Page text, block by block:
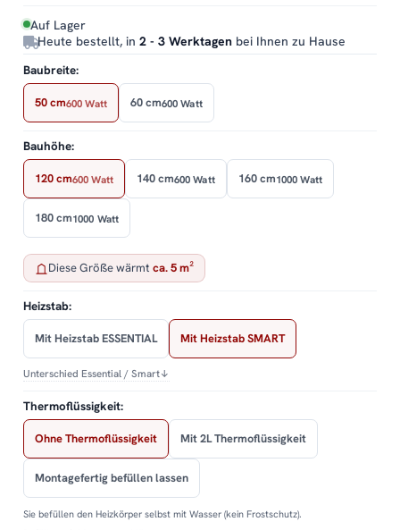
Auf Lager
Heute bestellt, in 2 - 3 Werktagen bei Ihnen zu Hause
Baubreite:
50 cm600 Watt 60 cm600 Watt
Bauhöhe:
120 cm600 Watt 140 cm600 Watt 160 cm1000 Watt
180 cm1000 Watt
Diese Größe wärmt ca. 5 m²
Heizstab:
Mit Heizstab ESSENTIAL Mit Heizstab SMART
Unterschied Essential / Smart↓
Thermoflüssigkeit:
Ohne Thermoflüssigkeit Mit 2L Thermoflüssigkeit
Montagefertig befüllen lassen
Sie befüllen den Heizkörper selbst mit Wasser (kein Frostschutz).